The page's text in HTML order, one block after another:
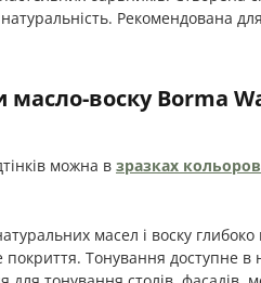
Рекомендована
воску Borma
можна в зразках
масел і воску
Тонування доступне в